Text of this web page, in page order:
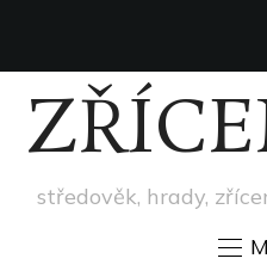
středověk, hrady,